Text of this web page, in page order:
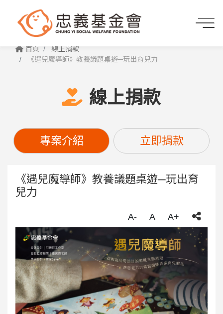
首頁
線上捐款
《遇兒魔導師》教養議題桌遊─玩出育兒力
線上捐款
專案介紹 立即捐款
《遇兒魔導師》教養議題桌遊─玩出育
兒力
A- A A+